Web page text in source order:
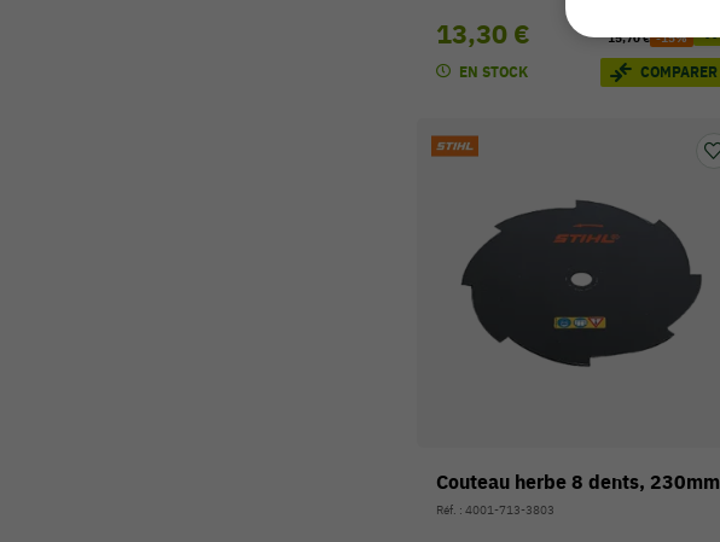
13,30 €
15,70 € -15%
EN STOCK COMPARER
Couteau herbe 8 dents, 230mm
Réf. : 4001-713-3803